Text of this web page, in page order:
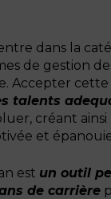
dans la
de gestion
Accepter
talents
créant
et
est un outil
de carrière